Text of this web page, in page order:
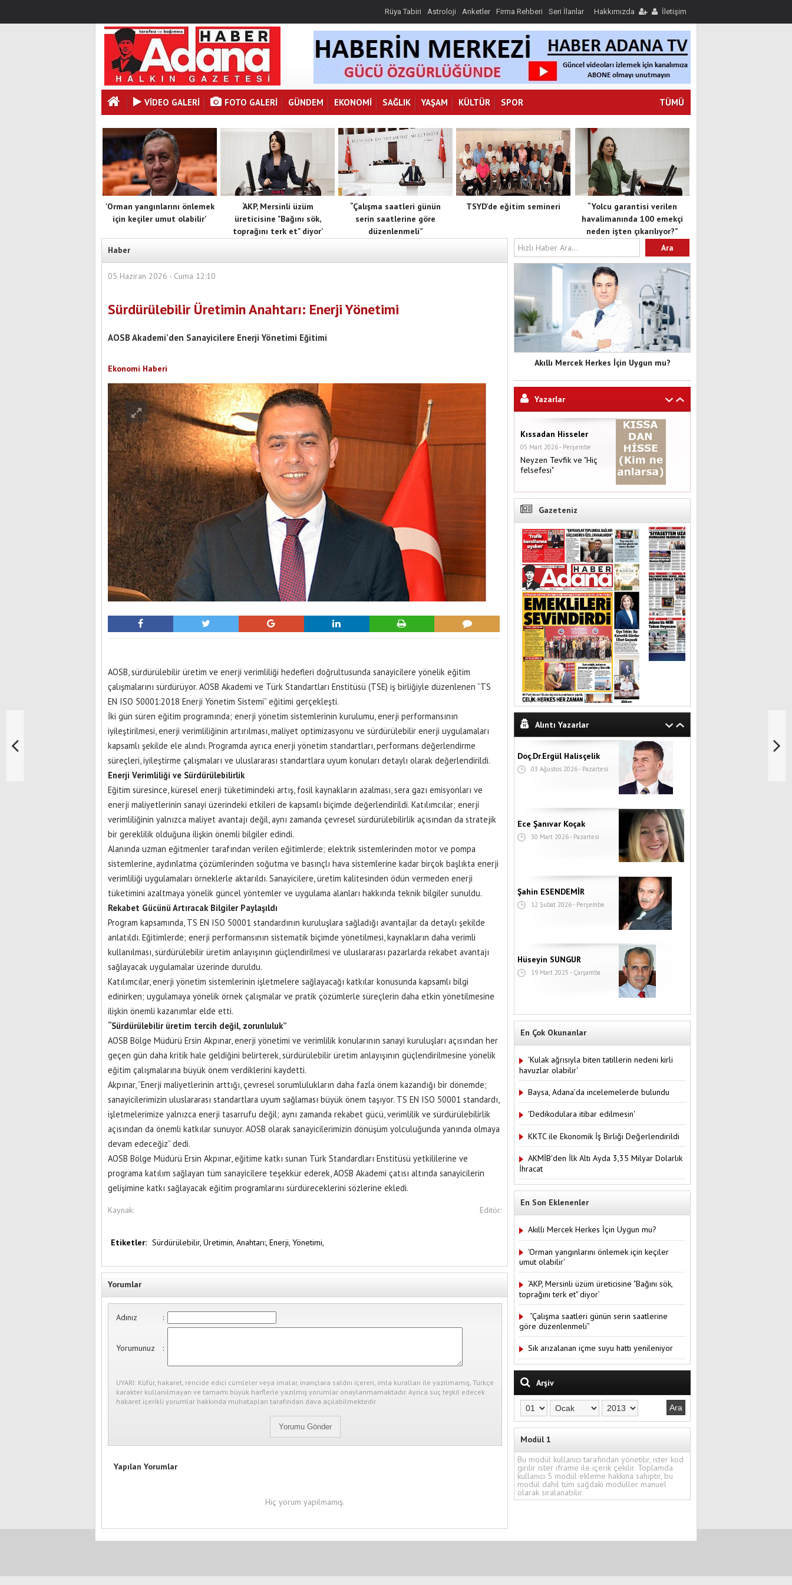
Rüya Tabiri Astroloji Anketler Firma Rehberi Seri İlanlar Hakkımızda İletişim
VİDEO GALERİ FOTO GALERI GÜNDEM EKONOMI SAĞLIK YAŞAM KÜLTÜR SPOR TÜMÜ
'Orman yangınlarını önlemek
için keçiler umut olabilir'
‘AKP, Mersinli üzüm
üreticisine "Bağını sök,
toprağını terk et" diyor’
“Çalışma saatleri günün
serin saatlerine göre
düzenlenmeli”
“Yolcu garantisi verilen
havalimanında 100 emekçi
neden işten çıkarılıyor?”
TSYD’de eğitim semineri
Haber
05 Haziran 2026 - Cuma 12:10
Sürdürülebilir Üretimin Anahtarı: Enerji Yönetimi
AOSB Akademi’den Sanayicilere Enerji Yönetimi Eğitimi
Ekonomi Haberi
AOSB, sürdürülebilir üretim ve enerji verimliliği hedefleri doğrultusunda sanayicilere yönelik eğitim
çalışmalarını sürdürüyor. AOSB Akademi ve Türk Standartları Enstitüsü (TSE) iş birliğiyle düzenlenen “TS
EN ISO 50001:2018 Enerji Yönetim Sistemi” eğitimi gerçekleşti.
İki gün süren eğitim programında; enerji yönetim sistemlerinin kurulumu, enerji performansının
iyileştirilmesi, enerji verimliliğinin artırılması, maliyet optimizasyonu ve sürdürülebilir enerji uygulamaları
kapsamlı şekilde ele alındı. Programda ayrıca enerji yönetim standartları, performans değerlendirme
süreçleri, iyileştirme çalışmaları ve uluslararası standartlara uyum konuları detaylı olarak değerlendirildi.
Enerji Verimliliği ve Sürdürülebilirlik
Eğitim süresince, küresel enerji tüketimindeki artış, fosil kaynakların azalması, sera gazı emisyonları ve
enerji maliyetlerinin sanayi üzerindeki etkileri de kapsamlı biçimde değerlendirildi. Katılımcılar; enerji
verimliliğinin yalnızca maliyet avantajı değil, aynı zamanda çevresel sürdürülebilirlik açısından da stratejik
bir gereklilik olduğuna ilişkin önemli bilgiler edindi.
Alanında uzman eğitmenler tarafından verilen eğitimlerde; elektrik sistemlerinden motor ve pompa
sistemlerine, aydınlatma çözümlerinden soğutma ve basınçlı hava sistemlerine kadar birçok başlıkta enerji
verimliliği uygulamaları örneklerle aktarıldı. Sanayicilere, üretim kalitesinden ödün vermeden enerji
tüketimini azaltmaya yönelik güncel yöntemler ve uygulama alanları hakkında teknik bilgiler sunuldu.
Rekabet Gücünü Artıracak Bilgiler Paylaşıldı
Program kapsamında, TS EN ISO 50001 standardının kuruluşlara sağladığı avantajlar da detaylı şekilde
anlatıldı. Eğitimlerde; enerji performansının sistematik biçimde yönetilmesi, kaynakların daha verimli
kullanılması, sürdürülebilir üretim anlayışının güçlendirilmesi ve uluslararası pazarlarda rekabet avantajı
sağlayacak uygulamalar üzerinde duruldu.
Katılımcılar, enerji yönetim sistemlerinin işletmelere sağlayacağı katkılar konusunda kapsamlı bilgi
edinirken; uygulamaya yönelik örnek çalışmalar ve pratik çözümlerle süreçlerin daha etkin yönetilmesine
ilişkin önemli kazanımlar elde etti.
“Sürdürülebilir üretim tercih değil, zorunluluk”
AOSB Bölge Müdürü Ersin Akpınar, enerji yönetimi ve verimlilik konularının sanayi kuruluşları açısından her
geçen gün daha kritik hale geldiğini belirterek, sürdürülebilir üretim anlayışının güçlendirilmesine yönelik
eğitim çalışmalarına büyük önem verdiklerini kaydetti.
Akpınar, “Enerji maliyetlerinin arttığı, çevresel sorumlulukların daha fazla önem kazandığı bir dönemde;
sanayicilerimizin uluslararası standartlara uyum sağlaması büyük önem taşıyor. TS EN ISO 50001 standardı,
işletmelerimize yalnızca enerji tasarrufu değil; aynı zamanda rekabet gücü, verimlilik ve sürdürülebilirlik
açısından da önemli katkılar sunuyor. AOSB olarak sanayicilerimizin dönüşüm yolculuğunda yanında olmaya
devam edeceğiz” dedi.
AOSB Bölge Müdürü Ersin Akpınar, eğitime katkı sunan Türk Standardları Enstitüsü yetkililerine ve
programa katılım sağlayan tüm sanayicilere teşekkür ederek, AOSB Akademi çatısı altında sanayicilerin
gelişimine katkı sağlayacak eğitim programlarını sürdüreceklerini sözlerine ekledi.
Kaynak: Editör:
Etiketler: Sürdürülebilir, Üretimin, Anahtarı:, Enerji, Yönetimi,
Yorumlar
Adınız :
Yorumunuz :
UYARI: Küfür, hakaret, rencide edici cümleler veya imalar, inançlara saldırı içeren, imla kuralları ile yazılmamış, Türkçe
karakter kullanılmayan ve tamamı büyük harflerle yazılmış yorumlar onaylanmamaktadır. Ayrıca suç teşkil edecek
hakaret içerikli yorumlar hakkında muhatapları tarafından dava açılabilmektedir.
Yapılan Yorumlar
Hiç yorum yapılmamış.
Akıllı Mercek Herkes İçin Uygun mu?
Yazarlar
Kıssadan Hisseler
05 Mart 2026 - Perşembe
Neyzen Tevfik ve "Hiç
felsefesi"
Gazeteniz
Alıntı Yazarlar
Doç.Dr.Ergül Halisçelik
03 Ağustos 2026 - Pazartesi
Ece Şanıvar Koçak
30 Mart 2026 - Pazartesi
Şahin ESENDEMİR
12 Şubat 2026 - Perşembe
Hüseyin SUNGUR
19 Mart 2025 - Çarşamba
En Çok Okunanlar
'Kulak ağrısıyla biten tatillerin nedeni kirli
havuzlar olabilir'
Baysa, Adana’da incelemelerde bulundu
'Dedikodulara itibar edilmesin'
KKTC ile Ekonomik İş Birliği Değerlendirildi
AKMİB'den İlk Altı Ayda 3,35 Milyar Dolarlık
İhracat
En Son Eklenenler
Akıllı Mercek Herkes İçin Uygun mu?
'Orman yangınlarını önlemek için keçiler
umut olabilir'
‘AKP, Mersinli üzüm üreticisine "Bağını sök,
toprağını terk et" diyor’
“Çalışma saatleri günün serin saatlerine
göre düzenlenmeli”
Sık arızalanan içme suyu hattı yenileniyor
Arşiv
Modül 1
Bu modül kullanıcı tarafından yönetilir, ister kod
girilir ister iframe ile içerik çekilir. Toplamda
kullanıcı 5 modül ekleme hakkına sahiptir, bu
modül dahil tüm sağdaki modüller manuel
olarak sıralanabilir.